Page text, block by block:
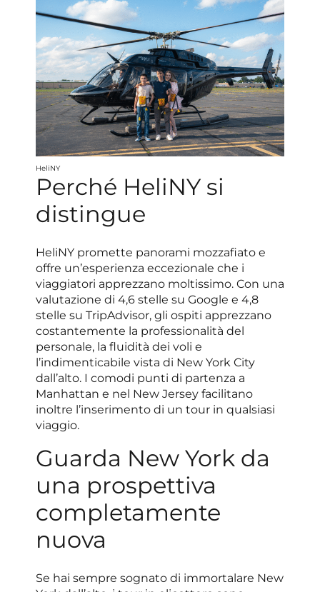
HeliNY
Perché HeliNY si
distingue
HeliNY promette panorami mozzafiato e
offre un’esperienza eccezionale che i
viaggiatori apprezzano moltissimo. Con una
valutazione di 4,6 stelle su Google e 4,8
stelle su TripAdvisor, gli ospiti apprezzano
costantemente la professionalità del
personale, la fluidità dei voli e
l’indimenticabile vista di New York City
dall’alto. I comodi punti di partenza a
Manhattan e nel New Jersey facilitano
inoltre l’inserimento di un tour in qualsiasi
viaggio.
Guarda New York da
una prospettiva
completamente
nuova
Se hai sempre sognato di immortalare New